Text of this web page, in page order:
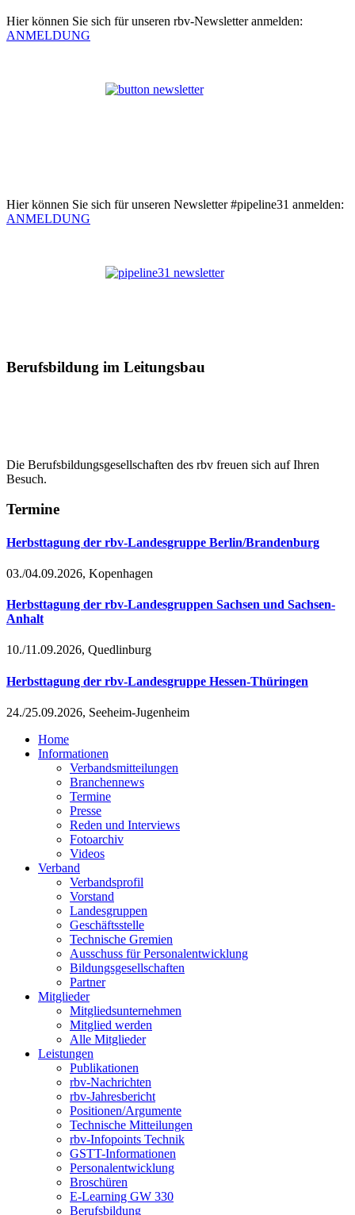
Hier können Sie sich für unseren rbv-Newsletter anmelden:
ANMELDUNG
Hier können Sie sich für unseren Newsletter #pipeline31 anmelden:
ANMELDUNG
Berufsbildung im Leitungsbau
Die Berufsbildungsgesellschaften des rbv freuen sich auf Ihren
Besuch.
Termine
Herbsttagung der rbv-Landesgruppe Berlin/Brandenburg
03./04.09.2026, Kopenhagen
Herbsttagung der rbv-Landesgruppen Sachsen und Sachsen-
Anhalt
10./11.09.2026, Quedlinburg
Herbsttagung der rbv-Landesgruppe Hessen-Thüringen
24./25.09.2026, Seeheim-Jugenheim
Home
Informationen
Verbandsmitteilungen
Branchennews
Termine
Presse
Reden und Interviews
Fotoarchiv
Videos
Verband
Verbandsprofil
Vorstand
Landesgruppen
Geschäftsstelle
Technische Gremien
Ausschuss für Personalentwicklung
Bildungsgesellschaften
Partner
Mitglieder
Mitgliedsunternehmen
Mitglied werden
Alle Mitglieder
Leistungen
Publikationen
rbv-Nachrichten
rbv-Jahresbericht
Positionen/Argumente
Technische Mitteilungen
rbv-Infopoints Technik
GSTT-Informationen
Personalentwicklung
Broschüren
E-Learning GW 330
Berufsbildung